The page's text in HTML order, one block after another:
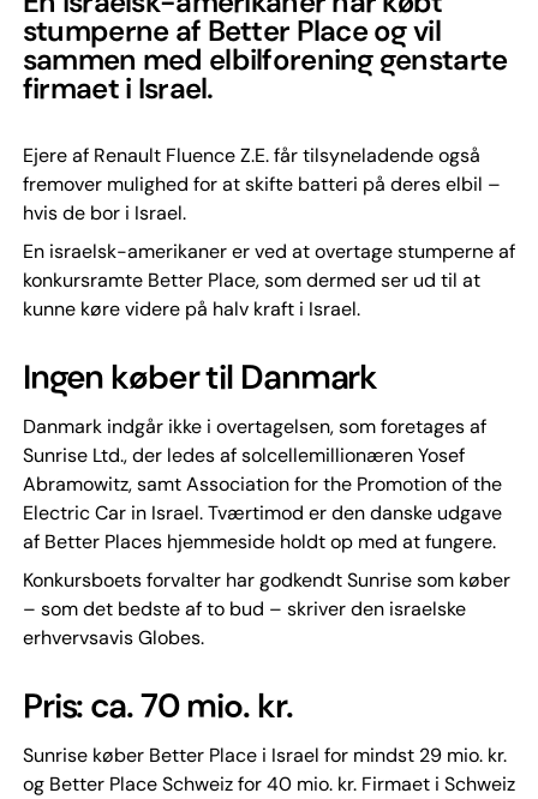
stumperne af Better Place og vil
sammen med elbilforening genstarte
firmaet i Israel.
Ejere af Renault Fluence Z.E. får tilsyneladende også
fremover mulighed for at skifte batteri på deres elbil –
hvis de bor i Israel.
En israelsk-amerikaner er ved at overtage stumperne af
konkursramte Better Place, som dermed ser ud til at
kunne køre videre på halv kraft i Israel.
Ingen køber til Danmark
Danmark indgår ikke i overtagelsen, som foretages af
Sunrise Ltd., der ledes af solcellemillionæren Yosef
Abramowitz, samt Association for the Promotion of the
Electric Car in Israel. Tværtimod er den danske udgave
af Better Places hjemmeside holdt op med at fungere.
Konkursboets forvalter har godkendt Sunrise som køber
– som det bedste af to bud – skriver den israelske
erhvervsavis Globes.
Pris: ca. 70 mio. kr.
Sunrise køber Better Place i Israel for mindst 29 mio. kr.
og Better Place Schweiz for 40 mio. kr. Firmaet i Schweiz